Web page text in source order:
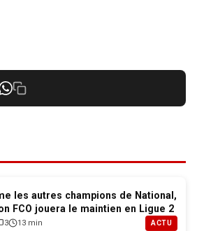
les autres champions de National,
FCO jouera le maintien en Ligue 2
3 13 min ACTU